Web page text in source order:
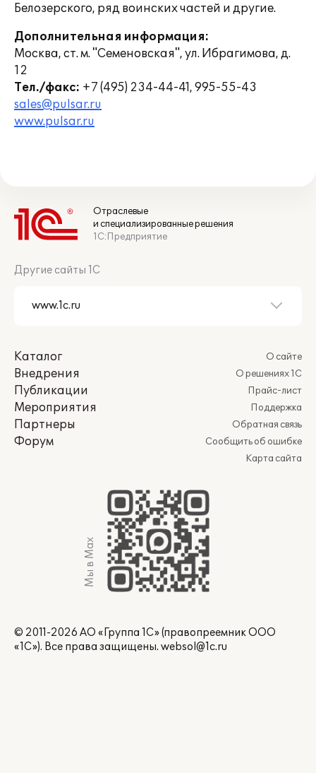
Белозерского, ряд воинских частей и другие.
Дополнительная информация:
Москва, ст. м. "Семеновская", ул. Ибрагимова, д.
12
Тел./факс: +7 (495) 234-44-41, 995-55-43
sales@pulsar.ru
www.pulsar.ru
Отраслевые
и специализированные решения
1С:Предприятие
Другие сайты 1С
Каталог
Внедрения
Публикации
Мероприятия
Партнеры
Форум
О сайте
О решениях 1С
Прайс-лист
Поддержка
Обратная связь
Сообщить об ошибке
Карта сайта
Мы в Max
© 2011-2026 АО «Группа 1С» (правопреемник ООО
«1С»). Все права защищены. websol@1c.ru